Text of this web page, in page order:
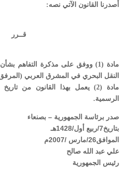
أصدرنا القانون الآتي نصه:
قــرر
مادة (1) ووفق على مذكرة التفاهم
النقل البحري في المشرق العربي (المرفق
مادة (2) يعمل بهذا القانون من
الرسمية.
صدر برئاسة الجمهورية – بصنعاء
بتاريخ7/ربيع أول/1428هـ
الموافق26/مارس /2007م
علي عبد الله صالح
رئيس الجمهورية